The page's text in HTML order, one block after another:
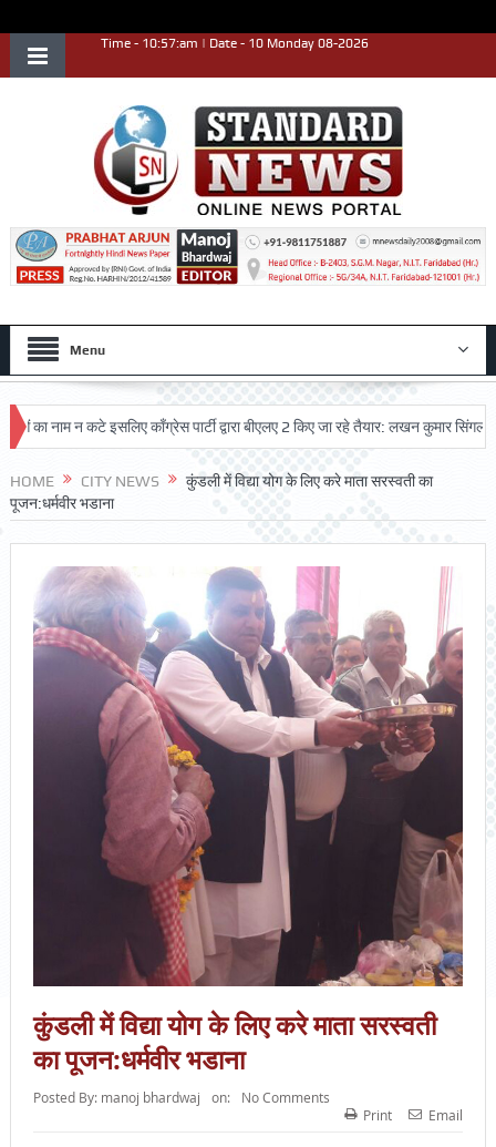
Time - 10:57:am | Date - 10 Monday 08-2026
Menu
नाम न कटे इसलिए काँग्रेस पार्टी द्वारा बीएलए 2 किए जा रहे तैयार: लखन कुमार सिंगला
HOME CITY NEWS
कुंडली में विद्या योग के लिए करे माता सरस्वती का
पूजन:धर्मवीर भडाना
कुंडली में विद्या योग के लिए करे माता सरस्वती
का पूजन:धर्मवीर भडाना
Posted By: manoj bhardwaj on:
No Comments
Print
Email